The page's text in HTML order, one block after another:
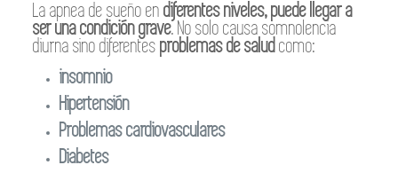
La apnea de sueño en diferentes niveles, puede llegar a
ser una condición grave. No solo causa somnolencia
diurna sino diferentes problemas de saludcomo:
insomnio
Hipertensión
Problemas cardiovasculares
Diabetes